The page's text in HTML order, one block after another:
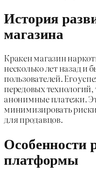
История
магазина
Кракен магазин
несколько лет назад и
пользователей. Его
передовых технологий,
анонимные платежи.
минимизировать
для продавцов.
Особенности
платформы